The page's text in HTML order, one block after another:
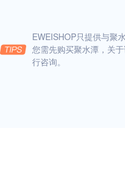
EWEISHOP只提供与聚
您需先购买聚水潭，关
行咨询。